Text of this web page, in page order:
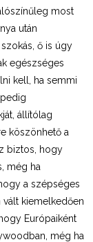
most
után
ő is úgy
egészséges
kell, ha semmi
állítólag
köszönhető a
biztos, hogy
még ha
a szépséges
kiemelkedően
Európaiként
még ha